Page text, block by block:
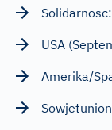
USA
Amerika/